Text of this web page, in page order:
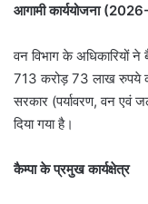
आगामी कार्ययोजना
वन विभाग के अधिकारियों
713 करोड़ 73 लाख रुपये की
सरकार (पर्यावरण, वन एवं
दिया गया है।
कैम्पा के प्रमुख कार्यक्षेत्र